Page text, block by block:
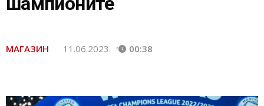
МАГАЗИН 11.06.2023. 00:38